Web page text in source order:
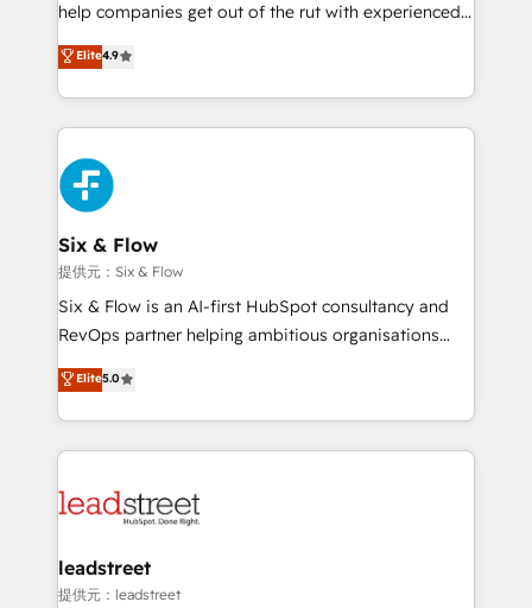
partners who will embed ourselves into your
business, processes and systems 🏢 We specialise in
working with mid-market and enterprise
organisations, global organisations and those with
complex use cases 🏆 CRM Implementation,
Platform Enablement, Custom Integration and
Onboarding Accredited 🔐 ISO27001 & ISO9001
Certified
help companies get out of the rut with experienced,
process-oriented teams implementing HubSpot
Marketing, Sales, Service, CMS and Operations Hub,
so selling and actually engaging with your customers
feels easy and pain-free. We are a top ranked
HubSpot Elite Partner, winner of Rookie of the Year
and Customer First Awards, 4.9/5 rating in HubSpot
Reviews and 4.9/5 rating in Clutch Reviews. Digifianz
helps the following industries: logistics & 3PL, home
improvement & construction, branding and
commercialization, real estate, health, education,
SaaS, Software Dev & IT and consulting, make the
the United States, EU, UAE, Mexico and Latin
America. From casual user to super fan: make
Elite4.9
Six & Flow
提供元：Six & Flow
Six & Flow is an AI-first HubSpot consultancy and
RevOps partner helping ambitious organisations
grow with clarity, confidence, and intelligence.
Operating across the UK, Netherlands, Ireland, and
Canada, we’ve delivered thousands of successful
HubSpot projects for mid-market and enterprise
combine HubSpot, data, and AI to design connected
and technology for predictable, scalable revenue
growth. Our expertise spans RevOps, CRM and data
Elite5.0
leadstreet
提供元：leadstreet